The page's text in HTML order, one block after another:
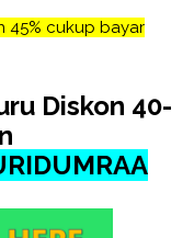
45% cukup bayar
Diskon 40-